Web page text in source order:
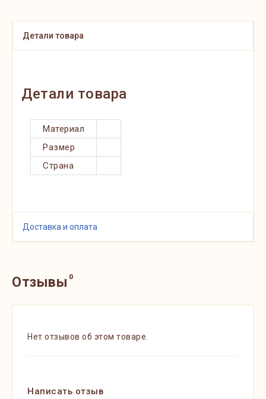
Детали товара
Детали товара
Материал
Размер
Страна
Доставка и оплата
Отзывы 0
Нет отзывов об этом товаре.
Написать отзыв